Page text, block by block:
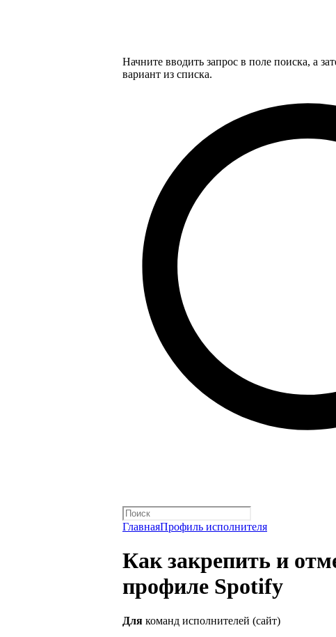
Начните вводить запрос в поле поиска, а
вариант из списка.
ГлавнаяПрофиль исполнителя
Как закрепить и
профиле Spotify
Для команд исполнителей (сайт)